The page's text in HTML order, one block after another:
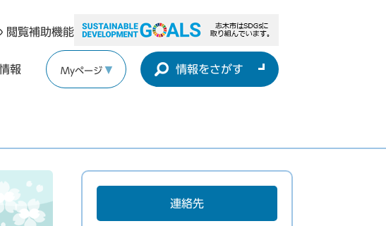
閲覧補助機能
報 Myページ 情報をさがす
連絡先